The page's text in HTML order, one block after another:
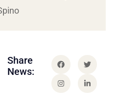
Share
News: